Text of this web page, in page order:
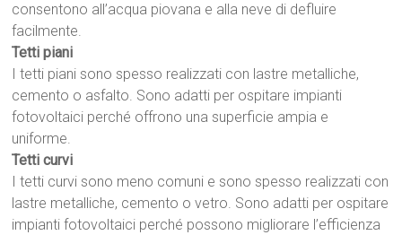
consentono all’acqua piovana e alla neve di defluire
facilmente.
Tetti piani
I tetti piani sono spesso realizzati con lastre metalliche,
cemento o asfalto. Sono adatti per ospitare impianti
fotovoltaici perché offrono una superficie ampia e
uniforme.
Tetti curvi
I tetti curvi sono meno comuni e sono spesso realizzati con
lastre metalliche, cemento o vetro. Sono adatti per ospitare
impianti fotovoltaici perché possono migliorare l’efficienza